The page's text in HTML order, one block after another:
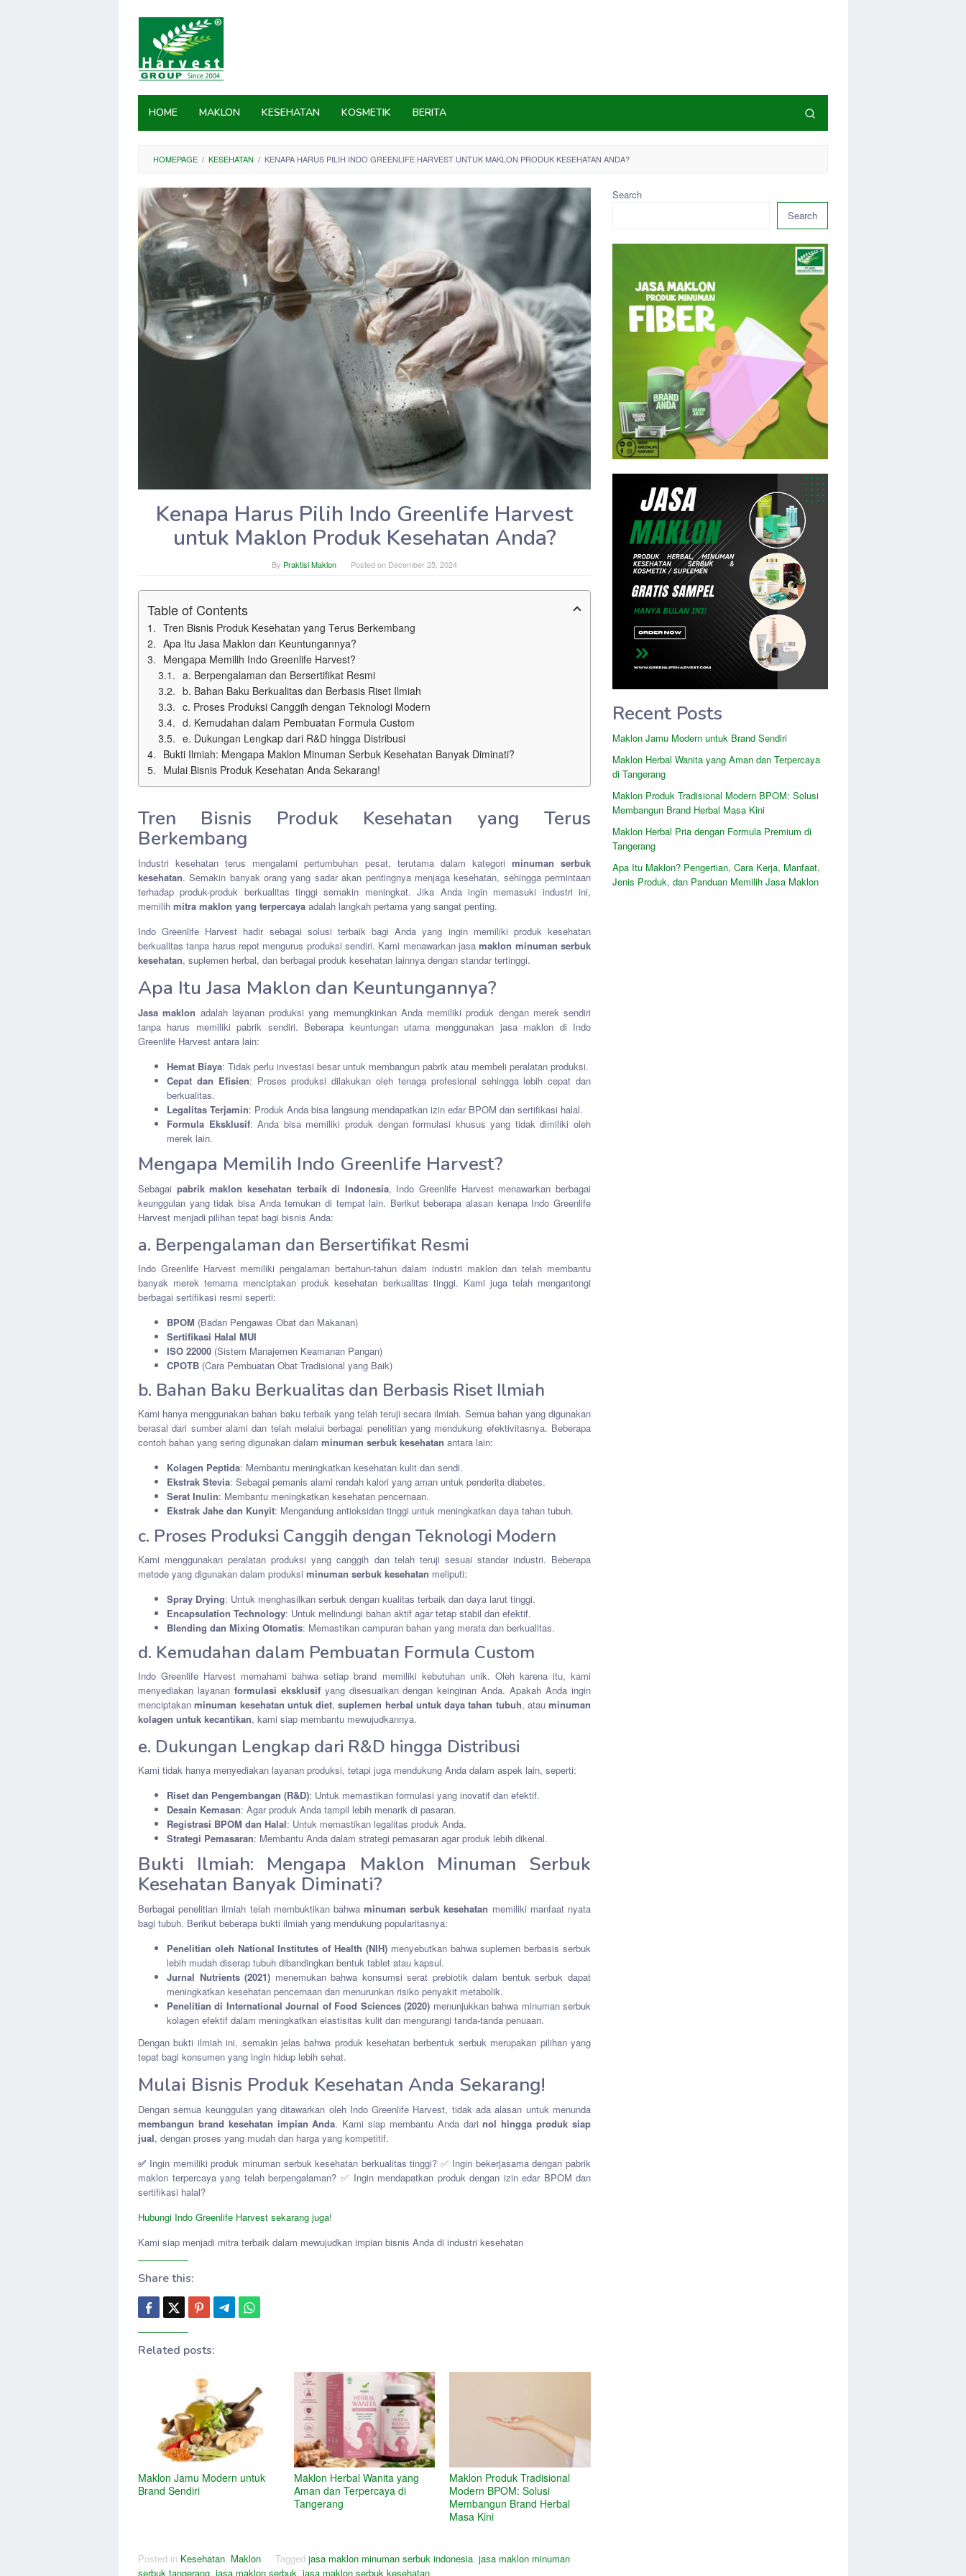
HOME MAKLON KESEHATAN KOSMETIK BERITA
HOMEPAGE / KESEHATAN / KENAPA HARUS PILIH INDO GREENLIFE HARVEST UNTUK MAKLON PRODUK KESEHATAN ANDA?
Kenapa Harus Pilih Indo Greenlife Harvest
untuk Maklon Produk Kesehatan Anda?
By Praktisi Maklon Posted on December 25, 2024
Table of Contents
Tren Bisnis Produk Kesehatan yang Terus Berkembang
Apa Itu Jasa Maklon dan Keuntungannya?
Mengapa Memilih Indo Greenlife Harvest?
a. Berpengalaman dan Bersertifikat Resmi
b. Bahan Baku Berkualitas dan Berbasis Riset Ilmiah
c. Proses Produksi Canggih dengan Teknologi Modern
d. Kemudahan dalam Pembuatan Formula Custom
e. Dukungan Lengkap dari R&D hingga Distribusi
Bukti Ilmiah: Mengapa Maklon Minuman Serbuk Kesehatan Banyak Diminati?
Mulai Bisnis Produk Kesehatan Anda Sekarang!
Tren Bisnis Produk Kesehatan yang Terus
Berkembang
Industri kesehatan terus mengalami pertumbuhan pesat, terutama dalam kategori minuman serbuk
kesehatan. Semakin banyak orang yang sadar akan pentingnya menjaga kesehatan, sehingga permintaan
terhadap produk-produk berkualitas tinggi semakin meningkat. Jika Anda ingin memasuki industri ini,
memilih mitra maklon yang terpercaya adalah langkah pertama yang sangat penting.
Indo Greenlife Harvest hadir sebagai solusi terbaik bagi Anda yang ingin memiliki produk kesehatan
berkualitas tanpa harus repot mengurus produksi sendiri. Kami menawarkan jasamaklon minuman serbuk
kesehatan, suplemen herbal, dan berbagai produk kesehatan lainnya dengan standar tertinggi.
Apa Itu Jasa Maklon dan Keuntungannya?
Jasa maklon adalah layanan produksi yang memungkinkan Anda memiliki produk dengan merek sendiri
tanpa harus memiliki pabrik sendiri. Beberapa keuntungan utama menggunakan jasa maklon di Indo
Greenlife Harvest antara lain:
Hemat Biaya: Tidak perlu investasi besar untuk membangun pabrik atau membeli peralatan produksi.
Cepat dan Efisien: Proses produksi dilakukan oleh tenaga profesional sehingga lebih cepat dan
berkualitas.
Legalitas Terjamin: Produk Anda bisa langsung mendapatkan izin edar BPOM dan sertifikasi halal.
Formula Eksklusif: Anda bisa memiliki produk dengan formulasi khusus yang tidak dimiliki oleh
merek lain.
Mengapa Memilih Indo Greenlife Harvest?
Sebagai pabrik maklon kesehatan terbaik di Indonesia, Indo Greenlife Harvest menawarkan berbagai
keunggulan yang tidak bisa Anda temukan di tempat lain. Berikut beberapa alasan kenapa Indo Greenlife
Harvest menjadi pilihan tepat bagi bisnis Anda:
a. Berpengalaman dan Bersertifikat Resmi
Indo Greenlife Harvest memiliki pengalaman bertahun-tahun dalam industri maklon dan telah membantu
banyak merek ternama menciptakan produk kesehatan berkualitas tinggi. Kami juga telah mengantongi
berbagai sertifikasi resmi seperti:
BPOM (Badan Pengawas Obat dan Makanan)
Sertifikasi Halal MUI
ISO 22000 (Sistem Manajemen Keamanan Pangan)
CPOTB (Cara Pembuatan Obat Tradisional yang Baik)
b. Bahan Baku Berkualitas dan Berbasis Riset Ilmiah
Kami hanya menggunakan bahan baku terbaik yang telah teruji secara ilmiah. Semua bahan yang digunakan
berasal dari sumber alami dan telah melalui berbagai penelitian yang mendukung efektivitasnya. Beberapa
contoh bahan yang sering digunakan dalam minuman serbuk kesehatan antara lain:
Kolagen Peptida: Membantu meningkatkan kesehatan kulit dan sendi.
Ekstrak Stevia: Sebagai pemanis alami rendah kalori yang aman untuk penderita diabetes.
Serat Inulin: Membantu meningkatkan kesehatan pencernaan.
Ekstrak Jahe dan Kunyit: Mengandung antioksidan tinggi untuk meningkatkan daya tahan tubuh.
c. Proses Produksi Canggih dengan Teknologi Modern
Kami menggunakan peralatan produksi yang canggih dan telah teruji sesuai standar industri. Beberapa
metode yang digunakan dalam produksi minuman serbuk kesehatan meliputi:
Spray Drying: Untuk menghasilkan serbuk dengan kualitas terbaik dan daya larut tinggi.
Encapsulation Technology: Untuk melindungi bahan aktif agar tetap stabil dan efektif.
Blending dan Mixing Otomatis: Memastikan campuran bahan yang merata dan berkualitas.
d. Kemudahan dalam Pembuatan Formula Custom
Indo Greenlife Harvest memahami bahwa setiap brand memiliki kebutuhan unik. Oleh karena itu, kami
menyediakan layanan formulasi eksklusifyang disesuaikan dengan keinginan Anda. Apakah Anda ingin
menciptakanminuman kesehatan untuk diet,suplemen herbal untuk daya tahan tubuh, atau minuman
kolagen untuk kecantikan, kami siap membantu mewujudkannya.
e. Dukungan Lengkap dari R&D hingga Distribusi
Kami tidak hanya menyediakan layanan produksi, tetapi juga mendukung Anda dalam aspek lain, seperti:
Riset dan Pengembangan (R&D): Untuk memastikan formulasi yang inovatif dan efektif.
Desain Kemasan: Agar produk Anda tampil lebih menarik di pasaran.
Registrasi BPOM dan Halal: Untuk memastikan legalitas produk Anda.
Strategi Pemasaran: Membantu Anda dalam strategi pemasaran agar produk lebih dikenal.
Bukti Ilmiah: Mengapa Maklon Minuman Serbuk
Kesehatan Banyak Diminati?
Berbagai penelitian ilmiah telah membuktikan bahwaminuman serbuk kesehatan memiliki manfaat nyata
bagi tubuh. Berikut beberapa bukti ilmiah yang mendukung popularitasnya:
Penelitian oleh National Institutes of Health (NIH)menyebutkan bahwa suplemen berbasis serbuk
lebih mudah diserap tubuh dibandingkan bentuk tablet atau kapsul.
Jurnal Nutrients (2021) menemukan bahwa konsumsi serat prebiotik dalam bentuk serbuk dapat
meningkatkan kesehatan pencernaan dan menurunkan risiko penyakit metabolik.
Penelitian di International Journal of Food Sciences (2020) menunjukkan bahwa minuman serbuk
kolagen efektif dalam meningkatkan elastisitas kulit dan mengurangi tanda-tanda penuaan.
Dengan bukti ilmiah ini, semakin jelas bahwa produk kesehatan berbentuk serbuk merupakan pilihan yang
tepat bagi konsumen yang ingin hidup lebih sehat.
Mulai Bisnis Produk Kesehatan Anda Sekarang!
Dengan semua keunggulan yang ditawarkan oleh Indo Greenlife Harvest, tidak ada alasan untuk menunda
membangun brand kesehatan impian Anda. Kami siap membantu Anda darinol hingga produk siap
jual, dengan proses yang mudah dan harga yang kompetitif.
✅ Ingin memiliki produk minuman serbuk kesehatan berkualitas tinggi? ✅ Ingin bekerjasama dengan pabrik
maklon terpercaya yang telah berpengalaman? ✅ Ingin mendapatkan produk dengan izin edar BPOM dan
sertifikasi halal?
Hubungi Indo Greenlife Harvest sekarang juga!
Kami siap menjadi mitra terbaik dalam mewujudkan impian bisnis Anda di industri kesehatan
Share this:
Related posts:
Maklon Jamu Modern untuk
Brand Sendiri
Maklon Herbal Wanita yang
Aman dan Terpercaya di
Tangerang
Maklon Produk Tradisional
Modern BPOM: Solusi
Membangun Brand Herbal
Masa Kini
Posted in Kesehatan, Maklon Tagged jasa maklon minuman serbuk indonesia, jasa maklon minuman
serbuk tangerang jasa maklon serbuk jasa maklon serbuk kesehatan
Search
Search
Recent Posts
Maklon Jamu Modern untuk Brand Sendiri
Maklon Herbal Wanita yang Aman dan Terpercaya
di Tangerang
Maklon Produk Tradisional Modern BPOM: Solusi
Membangun Brand Herbal Masa Kini
Maklon Herbal Pria dengan Formula Premium di
Tangerang
Apa Itu Maklon? Pengertian, Cara Kerja, Manfaat,
Jenis Produk, dan Panduan Memilih Jasa Maklon